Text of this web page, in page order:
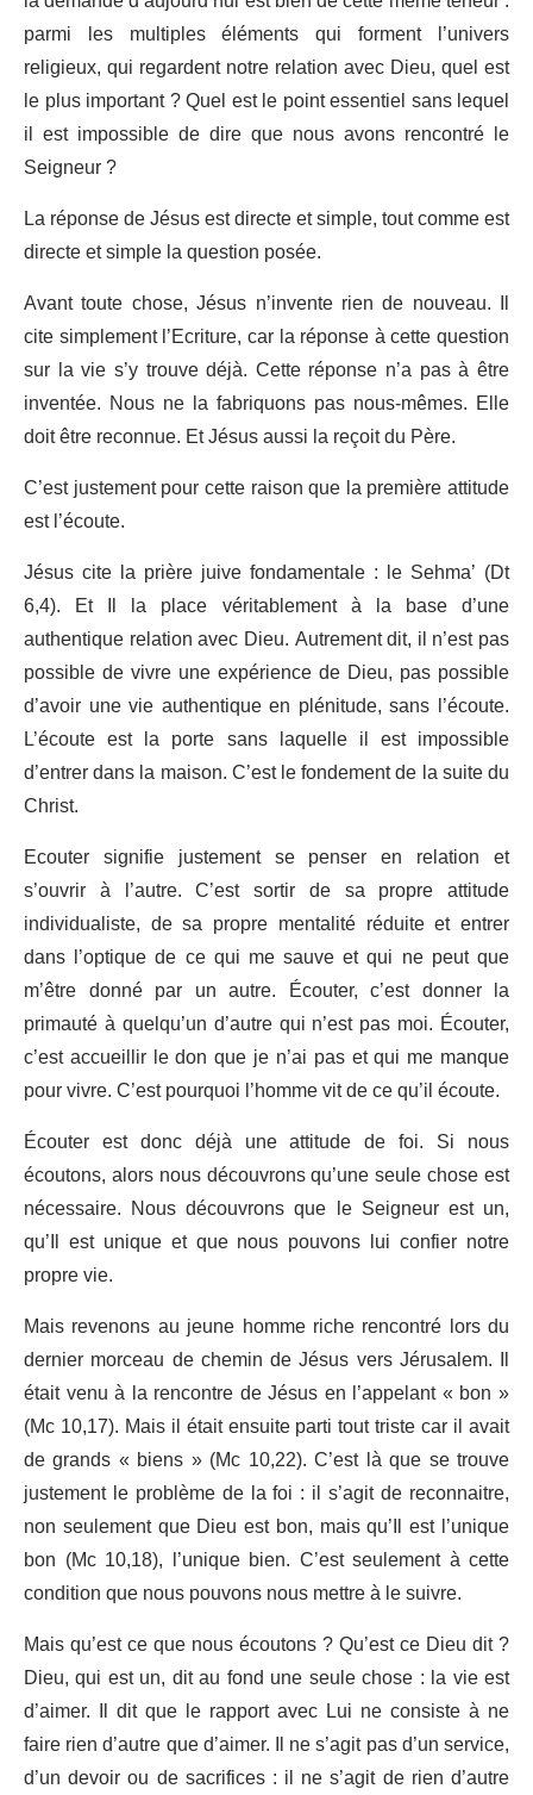
parmi les multiples éléments qui forment l’univers
religieux, qui regardent notre relation avec Dieu, quel est
le plus important ? Quel est le point essentiel sans lequel
il est impossible de dire que nous avons rencontré le
Seigneur ?
La réponse de Jésus est directe et simple, tout comme est
directe et simple la question posée.
Avant toute chose, Jésus n’invente rien de nouveau. Il
cite simplement l’Ecriture, car la réponse à cette question
sur la vie s’y trouve déjà. Cette réponse n’a pas à être
inventée. Nous ne la fabriquons pas nous-mêmes. Elle
doit être reconnue. Et Jésus aussi la reçoit du Père.
C’est justement pour cette raison que la première attitude
est l’écoute.
Jésus cite la prière juive fondamentale : le Sehma’ (Dt
6,4). Et Il la place véritablement à la base d’une
authentique relation avec Dieu. Autrement dit, il n’est pas
possible de vivre une expérience de Dieu, pas possible
d’avoir une vie authentique en plénitude, sans l’écoute.
L’écoute est la porte sans laquelle il est impossible
d’entrer dans la maison. C’est le fondement de la suite du
Christ.
Ecouter signifie justement se penser en relation et
s’ouvrir à l’autre. C’est sortir de sa propre attitude
individualiste, de sa propre mentalité réduite et entrer
dans l’optique de ce qui me sauve et qui ne peut que
m’être donné par un autre. Écouter, c’est donner la
primauté à quelqu’un d’autre qui n’est pas moi. Écouter,
c’est accueillir le don que je n’ai pas et qui me manque
pour vivre. C’est pourquoi l’homme vit de ce qu’il écoute.
Écouter est donc déjà une attitude de foi. Si nous
écoutons, alors nous découvrons qu’une seule chose est
nécessaire. Nous découvrons que le Seigneur est un,
qu’Il est unique et que nous pouvons lui confier notre
propre vie.
Mais revenons au jeune homme riche rencontré lors du
dernier morceau de chemin de Jésus vers Jérusalem. Il
était venu à la rencontre de Jésus en l’appelant « bon »
(Mc 10,17). Mais il était ensuite parti tout triste car il avait
de grands « biens » (Mc 10,22). C’est là que se trouve
justement le problème de la foi : il s’agit de reconnaitre,
non seulement que Dieu est bon, mais qu’Il est l’unique
bon (Mc 10,18), l’unique bien. C’est seulement à cette
condition que nous pouvons nous mettre à le suivre.
Mais qu’est ce que nous écoutons ? Qu’est ce Dieu dit ?
Dieu, qui est un, dit au fond une seule chose : la vie est
d’aimer. Il dit que le rapport avec Lui ne consiste à ne
faire rien d’autre que d’aimer. Il ne s’agit pas d’un service,
d’un devoir ou de sacrifices : il ne s’agit de rien d’autre